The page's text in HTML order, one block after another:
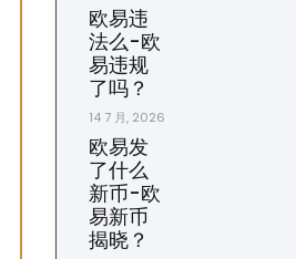
欧易违
法么-欧
易违规
了吗？
14 7 月, 2026
欧易发
了什么
新币-欧
易新币
揭晓？